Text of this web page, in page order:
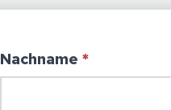
Nachname *